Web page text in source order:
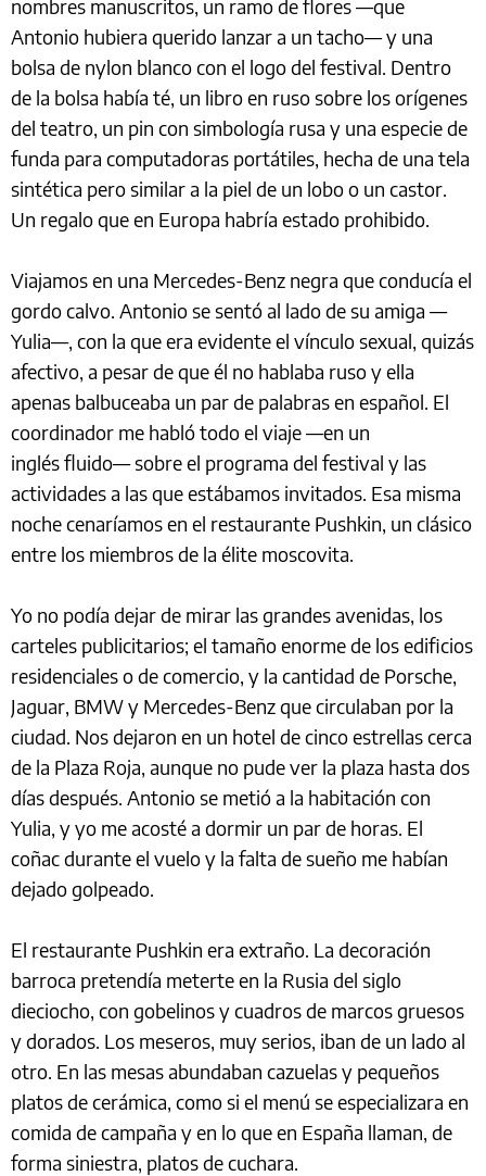
nombres manuscritos, un ramo de flores —que
Antonio hubiera querido lanzar a un tacho— y una
bolsa de nylon blanco con el logo del festival. Dentro
de la bolsa había té, un libro en ruso sobre los orígenes
del teatro, un pin con simbología rusa y una especie de
funda para computadoras portátiles, hecha de una tela
sintética pero similar a la piel de un lobo o un castor.
Un regalo que en Europa habría estado prohibido.
Viajamos en una Mercedes-Benz negra que conducía el
gordo calvo. Antonio se sentó al lado de su amiga —
Yulia—, con la que era evidente el vínculo sexual, quizás
afectivo, a pesar de que él no hablaba ruso y ella
apenas balbuceaba un par de palabras en español. El
coordinador me habló todo el viaje —en un
inglés fluido— sobre el programa del festival y las
actividades a las que estábamos invitados. Esa misma
noche cenaríamos en el restaurante Pushkin, un clásico
entre los miembros de la élite moscovita.
Yo no podía dejar de mirar las grandes avenidas, los
carteles publicitarios; el tamaño enorme de los edificios
residenciales o de comercio, y la cantidad de Porsche,
Jaguar, BMW y Mercedes-Benz que circulaban por la
ciudad. Nos dejaron en un hotel de cinco estrellas cerca
de la Plaza Roja, aunque no pude ver la plaza hasta dos
días después. Antonio se metió a la habitación con
Yulia, y yo me acosté a dormir un par de horas. El
coñac durante el vuelo y la falta de sueño me habían
dejado golpeado.
El restaurante Pushkin era extraño. La decoración
barroca pretendía meterte en la Rusia del siglo
dieciocho, con gobelinos y cuadros de marcos gruesos
y dorados. Los meseros, muy serios, iban de un lado al
otro. En las mesas abundaban cazuelas y pequeños
platos de cerámica, como si el menú se especializara en
comida de campaña y en lo que en España llaman, de
forma siniestra, platos de cuchara.